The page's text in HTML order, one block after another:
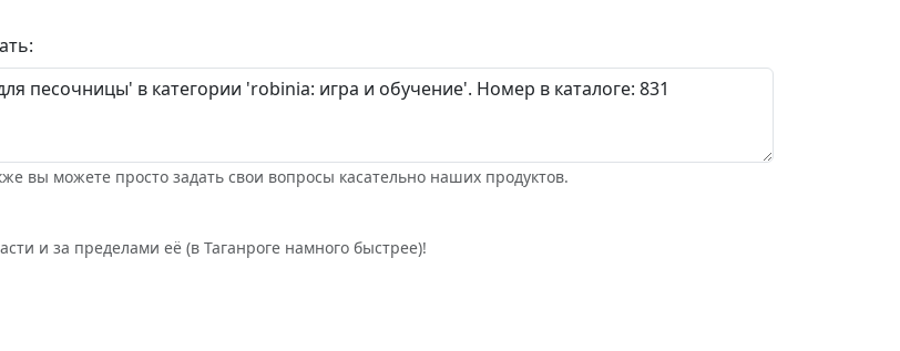
вы можете просто задать свои вопросы касательно наших продуктов.
и за пределами её (в Таганроге намного быстрее)!